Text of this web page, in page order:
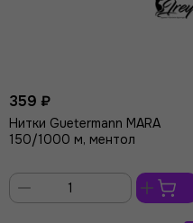
359 ₽
Нитки Guetermann MARA
150/1000 м, ментол